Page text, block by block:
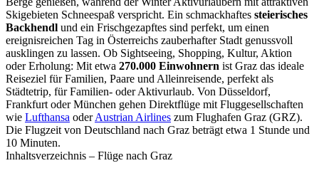
Skigebieten Schneespaß verspricht. Ein schmackhaftes steierisches
Backhendl und ein Frischgezapftes sind perfekt, um einen
ereignisreichen Tag in Österreichs zauberhafter Stadt genussvoll
ausklingen zu lassen. Ob Sightseeing, Shopping, Kultur, Aktion
oder Erholung: Mit etwa 270.000 Einwohnern ist Graz das ideale
Reiseziel für Familien, Paare und Alleinreisende, perfekt als
Städtetrip, für Familien- oder Aktivurlaub. Von Düsseldorf,
Frankfurt oder München gehen Direktflüge mit Fluggesellschaften
wie Lufthansa oderAustrian Airlines zum Flughafen Graz (GRZ).
Die Flugzeit von Deutschland nach Graz beträgt etwa 1 Stunde und
10 Minuten.
Inhaltsverzeichnis – Flüge nach Graz